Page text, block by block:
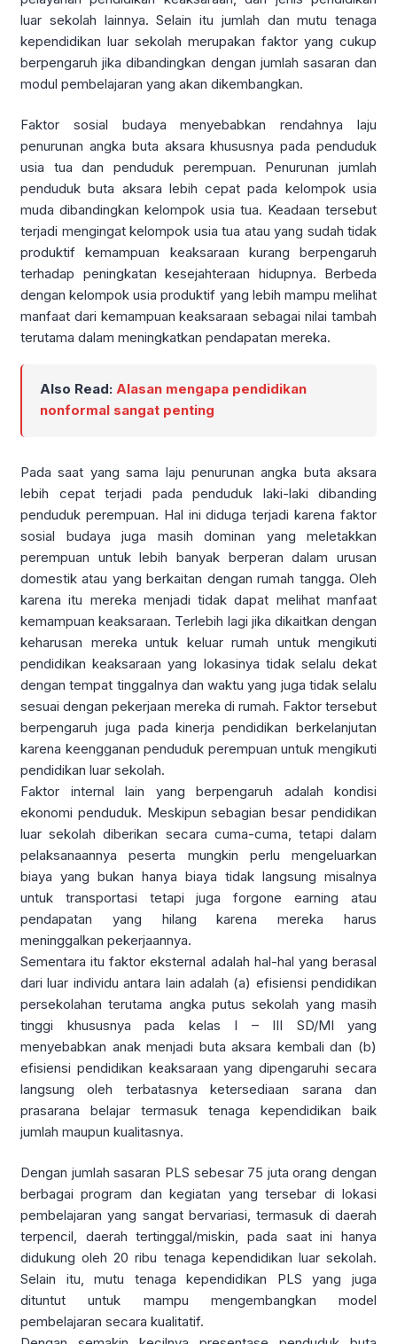
luar sekolah lainnya. Selain itu jumlah dan mutu tenaga
kependidikan luar sekolah merupakan faktor yang cukup
berpengaruh jika dibandingkan dengan jumlah sasaran dan
modul pembelajaran yang akan dikembangkan.
Faktor sosial budaya menyebabkan rendahnya laju
penurunan angka buta aksara khususnya pada penduduk
usia tua dan penduduk perempuan. Penurunan jumlah
penduduk buta aksara lebih cepat pada kelompok usia
muda dibandingkan kelompok usia tua. Keadaan tersebut
terjadi mengingat kelompok usia tua atau yang sudah tidak
produktif kemampuan keaksaraan kurang berpengaruh
terhadap peningkatan kesejahteraan hidupnya. Berbeda
dengan kelompok usia produktif yang lebih mampu melihat
manfaat dari kemampuan keaksaraan sebagai nilai tambah
terutama dalam meningkatkan pendapatan mereka.
Also Read: Alasan mengapa pendidikan
nonformal sangat penting
Pada saat yang sama laju penurunan angka buta aksara
lebih cepat terjadi pada penduduk laki-laki dibanding
penduduk perempuan. Hal ini diduga terjadi karena faktor
sosial budaya juga masih dominan yang meletakkan
perempuan untuk lebih banyak berperan dalam urusan
domestik atau yang berkaitan dengan rumah tangga. Oleh
karena itu mereka menjadi tidak dapat melihat manfaat
kemampuan keaksaraan. Terlebih lagi jika dikaitkan dengan
keharusan mereka untuk keluar rumah untuk mengikuti
pendidikan keaksaraan yang lokasinya tidak selalu dekat
dengan tempat tinggalnya dan waktu yang juga tidak selalu
sesuai dengan pekerjaan mereka di rumah. Faktor tersebut
berpengaruh juga pada kinerja pendidikan berkelanjutan
karena keengganan penduduk perempuan untuk mengikuti
pendidikan luar sekolah.
Faktor internal lain yang berpengaruh adalah kondisi
ekonomi penduduk. Meskipun sebagian besar pendidikan
luar sekolah diberikan secara cuma-cuma, tetapi dalam
pelaksanaannya peserta mungkin perlu mengeluarkan
biaya yang bukan hanya biaya tidak langsung misalnya
untuk transportasi tetapi juga forgone earning atau
pendapatan yang hilang karena mereka harus
meninggalkan pekerjaannya.
Sementara itu faktor eksternal adalah hal-hal yang berasal
dari luar individu antara lain adalah (a) efisiensi pendidikan
persekolahan terutama angka putus sekolah yang masih
tinggi khususnya pada kelas I – III SD/MI yang
menyebabkan anak menjadi buta aksara kembali dan (b)
efisiensi pendidikan keaksaraan yang dipengaruhi secara
langsung oleh terbatasnya ketersediaan sarana dan
prasarana belajar termasuk tenaga kependidikan baik
jumlah maupun kualitasnya.
Dengan jumlah sasaran PLS sebesar 75 juta orang dengan
berbagai program dan kegiatan yang tersebar di lokasi
pembelajaran yang sangat bervariasi, termasuk di daerah
terpencil, daerah tertinggal/miskin, pada saat ini hanya
didukung oleh 20 ribu tenaga kependidikan luar sekolah.
Selain itu, mutu tenaga kependidikan PLS yang juga
dituntut untuk mampu mengembangkan model
pembelajaran secara kualitatif.